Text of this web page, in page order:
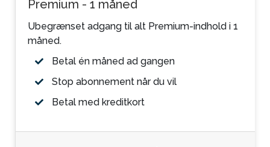
Premium - 1 måned
Ubegrænset adgang til alt Premium-indhold i 1
måned.
Betal én måned ad gangen
Stop abonnement når du vil
Betal med kreditkort